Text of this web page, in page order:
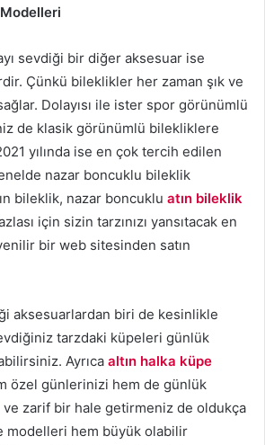
sevdiği bir diğer aksesuar ise
Çünkü bileklikler her zaman şık ve
Dolayısı ile ister spor görünümlü
de klasik görünümlü bilekliklere
yılında ise en çok tercih edilen
nazar boncuklu bileklik
bileklik, nazar boncuklu atın bileklik
için sizin tarzınızı yansıtacak en
bir web sitesinden satın
aksesuarlardan biri de kesinlikle
tarzdaki küpeleri günlük
Ayrıca altın halka küpe
özel günlerinizi hem de günlük
ve zarif bir hale getirmeniz de oldukça
modelleri hem büyük olabilir